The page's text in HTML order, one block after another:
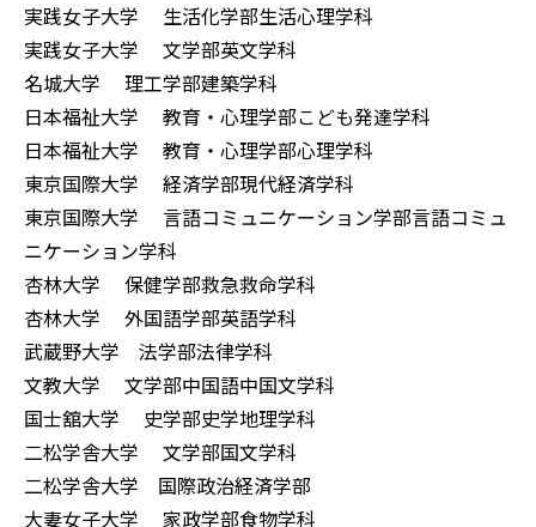
実践女子大学 生活化学部生活心理学科
実践女子大学 文学部英文学科
名城大学 理工学部建築学科
日本福祉大学 教育・心理学部こども発達学科
日本福祉大学 教育・心理学部心理学科
東京国際大学 経済学部現代経済学科
東京国際大学 言語コミュニケーション学部言語コミュ
ニケーション学科
杏林大学 保健学部救急救命学科
杏林大学 外国語学部英語学科
武蔵野大学 法学部法律学科
文教大学 文学部中国語中国文学科
国士舘大学 史学部史学地理学科
二松学舎大学 文学部国文学科
二松学舎大学 国際政治経済学部
大妻女子大学 家政学部食物学科